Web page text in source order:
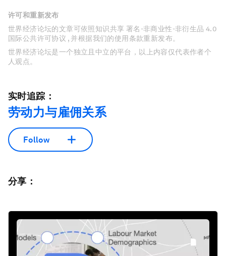
许可和重新发布
世界经济论坛的文章可依照知识共享 署名-非商业性-非衍生品 4.0
国际公共许可协议 , 并根据我们的使用条款重新发布。
世界经济论坛是一个独立且中立的平台，以上内容仅代表作者个
人观点。
实时追踪：
劳动力与雇佣关系
Follow
分享：